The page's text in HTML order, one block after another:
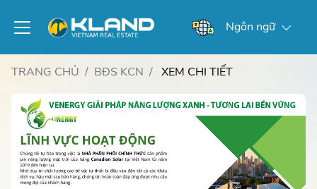
Ngôn ngữ
TRANG CHỦ BĐS KCN XEM CHI TIẾT